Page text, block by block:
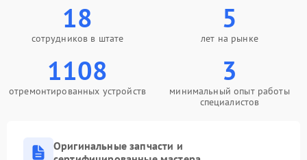
18
сотрудников в штате
5
лет на рынке
1108
отремонтированных устройств
3
минимальный опыт работы
специалистов
Оригинальные запчасти и